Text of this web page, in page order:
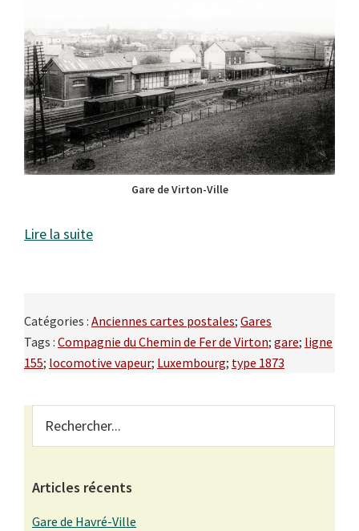
Gare de Virton-Ville
Lire la suite
Catégories : Anciennes cartes postales; Gares
Tags : Compagnie du Chemin de Fer de Virton; gare; ligne
155; locomotive vapeur; Luxembourg; type 1873
Primary
Sidebar
Articles récents
Gare de Havré-Ville